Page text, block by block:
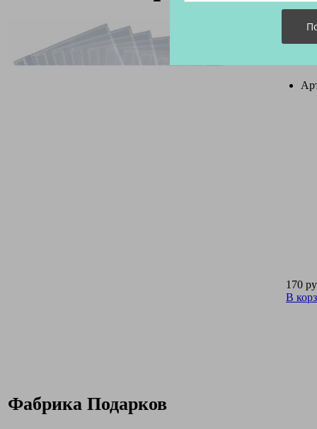
170
В
Фабрика Подарков